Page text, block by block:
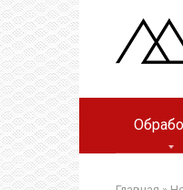
Перейти
к
контенту